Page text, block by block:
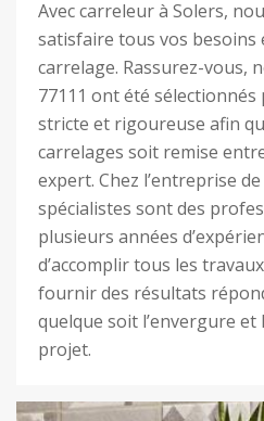
Avec carreleur à Solers,
satisfaire tous vos besoins
carrelage. Rassurez-vous,
77111 ont été
stricte et rigoureuse afin
carrelages soit remise
expert. Chez l’entreprise
spécialistes sont des
plusieurs années
d’accomplir tous les
fournir des résultats
quelque soit l’envergure
projet.